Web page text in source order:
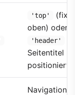
'top'
oben) oder
'header'
Seitentitel
positioniert).